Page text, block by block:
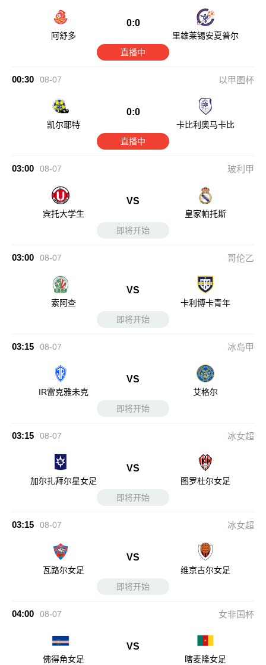
阿舒多
0:0
里雄莱锡安夏普尔
直播中
00:30 08-07 以甲图杯
凯尔耶特
0:0
卡比利奥马卡比
直播中
03:00 08-07 玻利甲
宾托大学生
VS
皇家帕托斯
即将开始
03:00 08-07 哥伦乙
索阿查
VS
卡利博卡青年
即将开始
03:15 08-07 冰岛甲
IR雷克雅未克
VS
艾格尔
即将开始
03:15 08-07 冰女超
加尔扎拜尔星女足
VS
图罗杜尔女足
即将开始
03:15 08-07 冰女超
瓦路尔女足
VS
维京古尔女足
即将开始
04:00 08-07 女非国杯
佛得角女足
VS
喀麦隆女足